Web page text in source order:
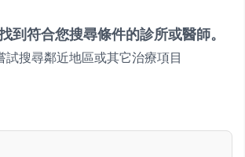
到符合您搜尋條件的診所或醫師。
試搜尋鄰近地區或其它治療項目